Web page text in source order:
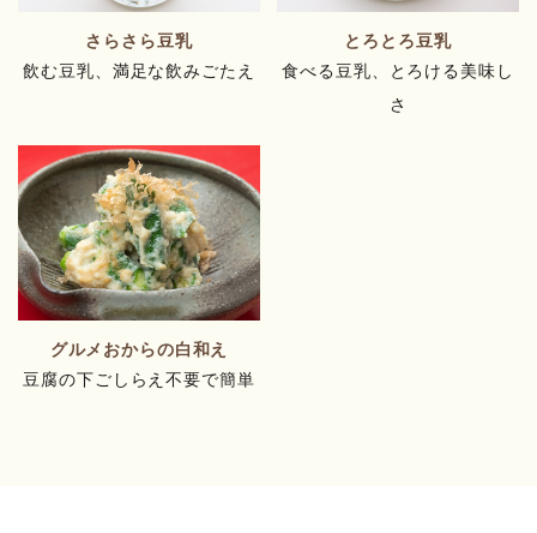
さらさら豆乳
飲む豆乳、満足な飲みごたえ
とろとろ豆乳
食べる豆乳、とろける美味し
さ
グルメおからの白和え
豆腐の下ごしらえ不要で簡単